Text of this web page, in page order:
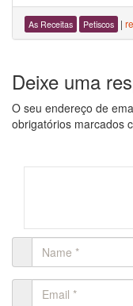
As Receitas Petiscos |
Deixe uma
O seu endereço de
obrigatórios marcados